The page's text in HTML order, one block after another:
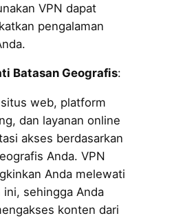
VPN dapat
pengalaman
Batasan Geografis:
web, platform
dan layanan online
akses berdasarkan
Anda. VPN
Anda melewati
ini, sehingga Anda
konten dari